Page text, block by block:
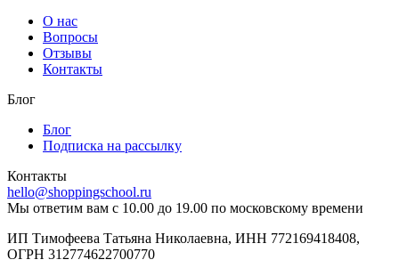
О нас
Вопросы
Отзывы
Контакты
Блог
Блог
Подписка на рассылку
Контакты
hello@shoppingschool.ru
Мы ответим вам с 10.00 до 19.00 по московскому времени
ИП Тимофеева Татьяна Николаевна, ИНН 772169418408,
ОГРН 312774622700770